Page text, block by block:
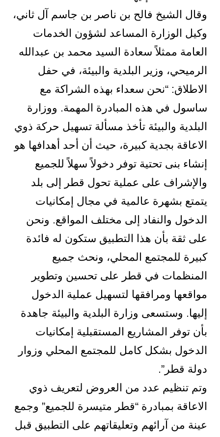
وقال الشيخ فالح بن ناصر بن جاسم آل ثاني،
وكيل الوزارة المساعد لشؤون الخدمات
العامة ممثلاً سعادة السيد محمد بن عبدالله
الرميحي، وزير البلدية والبيئة، في حفل
الاطلاق: “نحن سعداء بهذه الشراكة مع
ساسول في هذه المبادرة المهمة. ووزارة
البلدية والبيئة تأخذ مسألة تسهيل حركة ذوي
الاعاقة بجدية كبيرة، حيث أن أحد أهدافها هو
إنشاء بنى تحتية توفر دخولاً سهلاً للجميع
والإشراف على عملية تحول قطر إلى بلد
يتمتع بشهرة عالمية في مجال إمكانيات
الدخول والنفاد إلى مختلف المواقع. ونحن
على ثقة بأن هذا التطبيق ستكون له فائدة
كبيرة للمجتمع المحلي، ونحث جميع
المنظمات في قطر على تحسين وتطوير
مواقعها ومرافقها لتسهيل عملية الدخول
إليها. وستسعى وزارة البلدية والبيئة جاهدة
بأن توفر المشاريع المستقبلية إمكانيات
الدخول بشكل كامل للمجتمع المحلي وزوار
دولة قطر”.
وتم تنظيم عدد من العروض لتعريف ذوي
الاعاقة بمبادرة “قطر متيسرة للجميع” وجمع
عينة من آرائهم وتعليقاتهم على التطبيق قبل